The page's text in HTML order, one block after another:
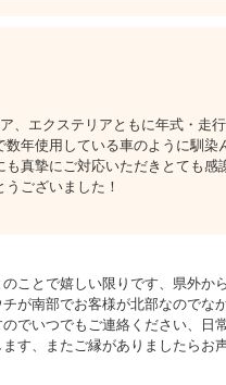
、エクステリアともに年式・走
年使用している車のように馴
真摯にご対応いただきとても感
ございました！
ことで嬉しい限りです、県外か
が南部でお客様が北部なのでな
でいつでもご連絡ください、日
す、またご縁がありましたらお